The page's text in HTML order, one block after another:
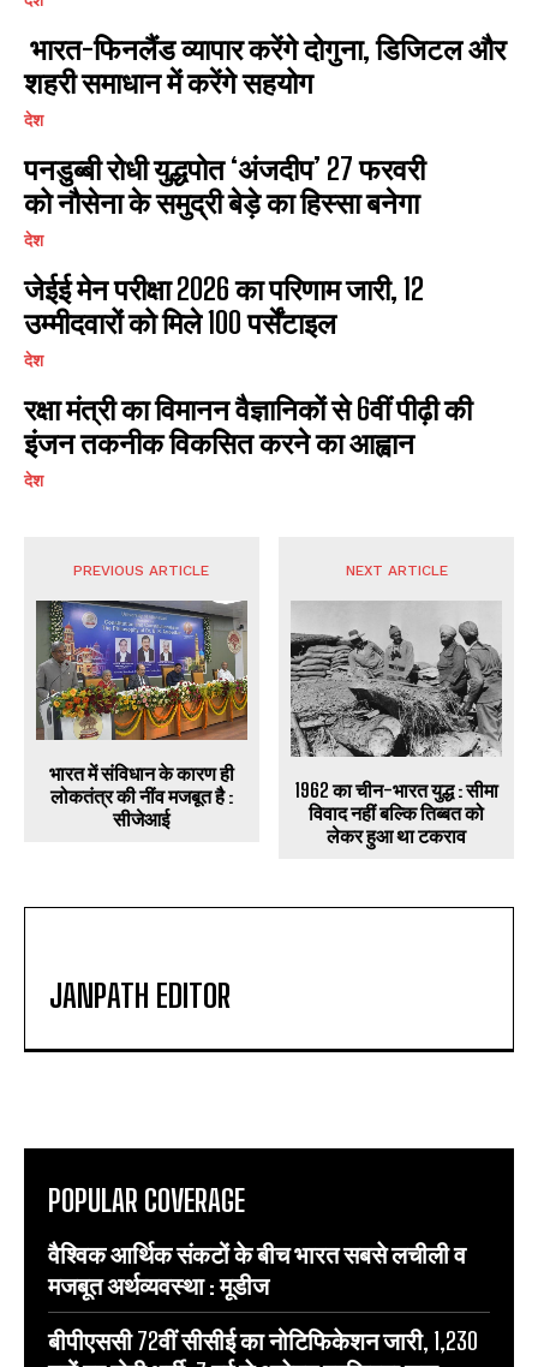
भारत-फिनलैंड व्यापार करेंगे दोगुना, डिजिटल और
शहरी समाधान में करेंगे सहयोग
देश
पनडुब्बी रोधी युद्धपोत ‘अंजदीप’ 27 फरवरी
को नौसेना के समुद्री बेड़े का हिस्सा बनेगा
देश
जेईई मेन परीक्षा 2026 का परिणाम जारी, 12
उम्मीदवारों को मिले 100 पर्सेंटाइल
देश
रक्षा मंत्री का विमानन वैज्ञानिकों से 6वीं पीढ़ी की
इंजन तकनीक विकसित करने का आह्वान
देश
PREVIOUS ARTICLE
भारत में संविधान के कारण ही
लोकतंत्र की नींव मजबूत है :
सीजेआई
NEXT ARTICLE
1962 का चीन-भारत युद्ध : सीमा
विवाद नहीं बल्कि तिब्बत को
लेकर हुआ था टकराव
JANPATH EDITOR
POPULAR COVERAGE
वैश्विक आर्थिक संकटों के बीच भारत सबसे लचीली व
मजबूत अर्थव्यवस्था : मूडीज
बीपीएससी 72वीं सीसीई का नोटिफिकेशन जारी, 1,230